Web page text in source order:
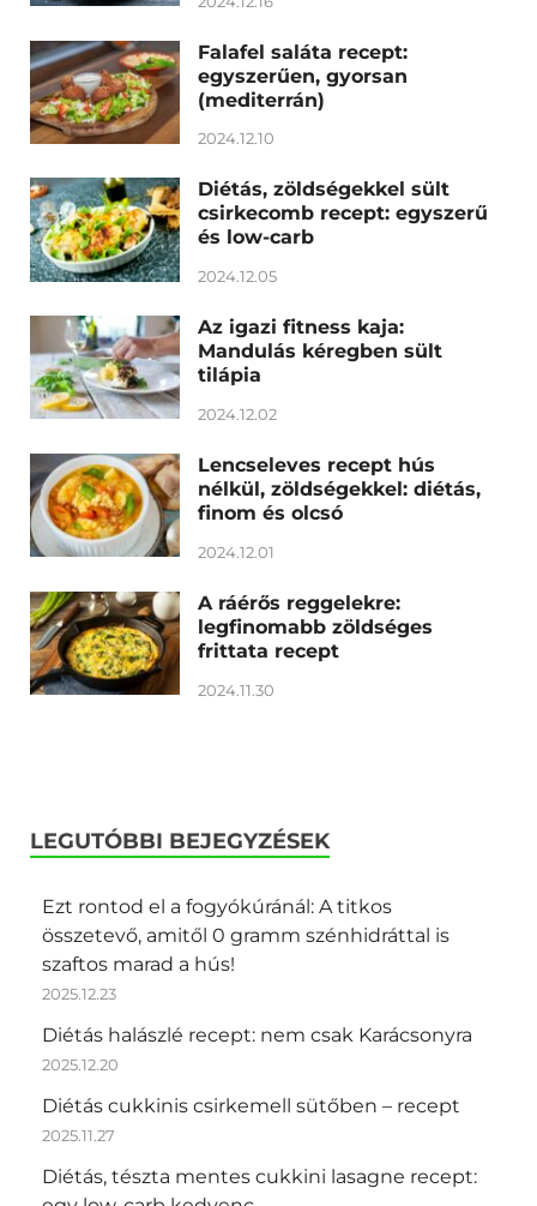
Falafel saláta recept:
egyszerűen, gyorsan
(mediterrán)
2024.12.10
Diétás, zöldségekkel sült
csirkecomb recept: egyszerű
és low-carb
2024.12.05
Az igazi fitness kaja:
Mandulás kéregben sült
tilápia
2024.12.02
Lencseleves recept hús
nélkül, zöldségekkel: diétás,
finom és olcsó
2024.12.01
A ráérős reggelekre:
legfinomabb zöldséges
frittata recept
2024.11.30
LEGUTÓBBI BEJEGYZÉSEK
Ezt rontod el a fogyókúránál: A titkos
összetevő, amitől 0 gramm szénhidráttal is
szaftos marad a hús!
2025.12.23
Diétás halászlé recept: nem csak Karácsonyra
2025.12.20
Diétás cukkinis csirkemell sütőben – recept
2025.11.27
Diétás, tészta mentes cukkini lasagne recept: